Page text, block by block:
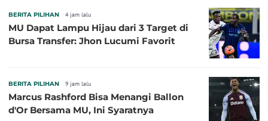
BERITA PILIHAN 4 jam lalu
MU Dapat Lampu Hijau dari 3 Target di
Bursa Transfer: Jhon Lucumi Favorit
BERITA PILIHAN 9 jam lalu
Marcus Rashford Bisa Menangi Ballon
d'Or Bersama MU, Ini Syaratnya